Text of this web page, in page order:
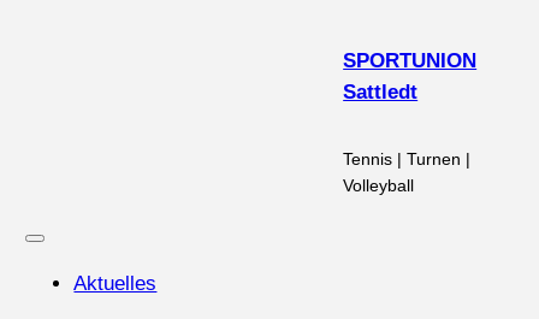
SPORTUNION
Sattledt
Tennis | Turnen |
Volleyball
Aktuelles